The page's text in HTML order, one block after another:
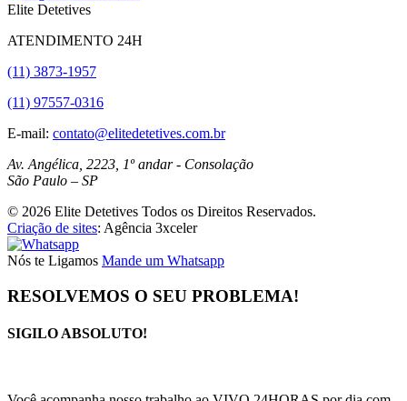
Elite Detetives
ATENDIMENTO 24H
(11) 3873-1957
(11) 97557-0316
E-mail: contato@elitedetetives.com.br
Av. Angélica, 2223, 1º andar - Consolação
São Paulo – SP
© 2026 Elite Detetives Todos os Direitos Reservados.
Criação de sites: Agência 3xceler
Nós te Ligamos Mande um Whatsapp
RESOLVEMOS O SEU PROBLEMA!
SIGILO ABSOLUTO!